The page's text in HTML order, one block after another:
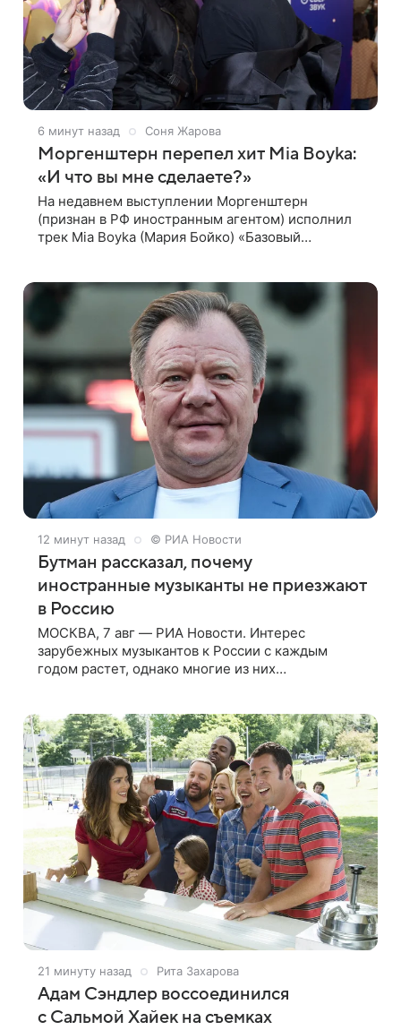
6 минут назад Соня Жарова
Моргенштерн перепел хит Mia Boyka:
«И что вы мне сделаете?»
На недавнем выступлении Моргенштерн
(признан в РФ иностранным агентом) исполнил
трек Mia Boyka (Мария Бойко) «Базовый
«Доброе утро
12 минут назад © РИА Новости
Бутман рассказал, почему
иностранные музыканты не приезжают
в Россию
МОСКВА, 7 авг — РИА Новости. Интерес
зарубежных музыкантов к России с каждым
годом растет, однако многие из них
поэтому
21 минуту назад Рита Захарова
Адам Сэндлер воссоединился
с Сальмой Хайек на съемках